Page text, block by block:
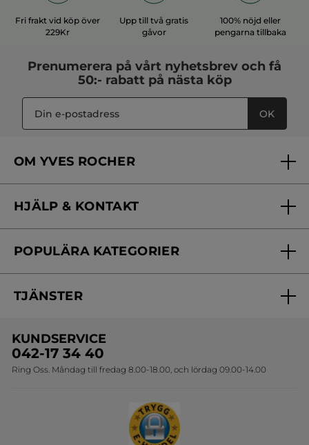
Fri frakt vid köp över
229Kr
Upp till två gratis
gåvor
100% nöjd eller
pengarna tillbaka
Prenumerera på vårt nyhetsbrev och få
50:- rabatt på nästa köp
OK
OM YVES ROCHER
Vårt engagemang
Skönhetstips
HJÄLP & KONTAKT
Kontakta oss
Online prislista
POPULÄRA KATEGORIER
Erbjudanden
Travelsize
Sets
TJÄNSTER
Onlineprislista för postorder
KUNDSERVICE
042-17 34 40
Ring Oss. Måndag till fredag 8.00-18.00, och lördag 09.00-14.00